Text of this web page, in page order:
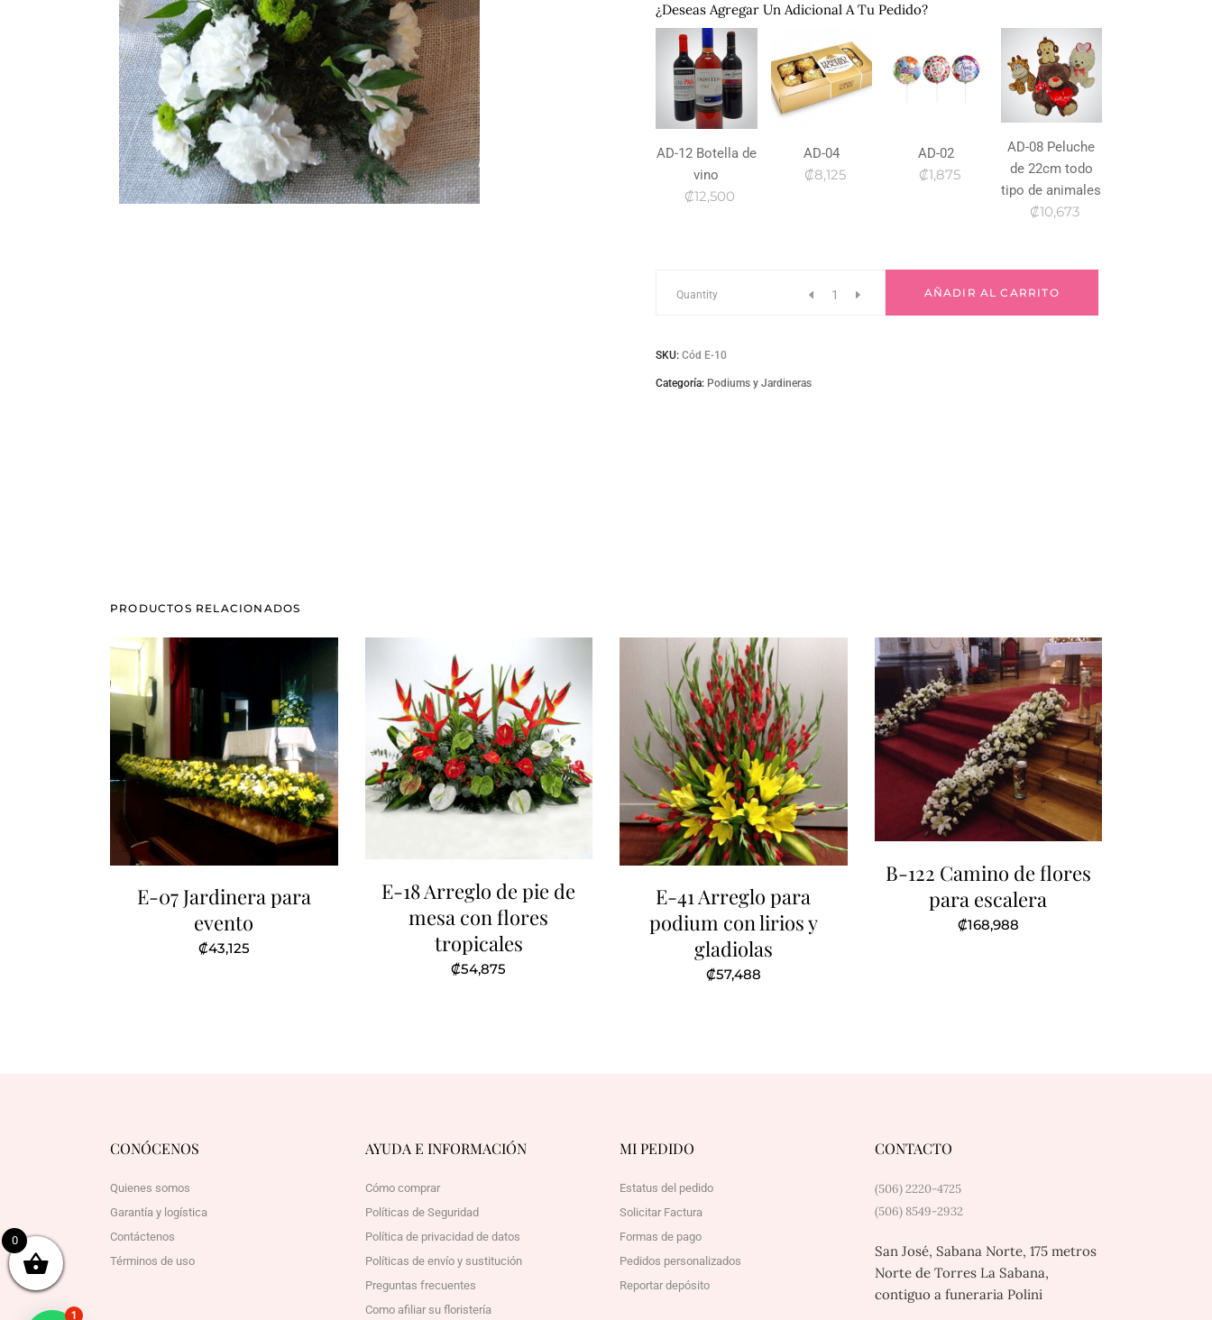
¿Deseas Agregar Un Adicional A Tu Pedido?
AD-12 Botella de
vino
₡12,500
AD-04
₡8,125
AD-02
₡1,875
AD-08 Peluche
de 22cm todo
tipo de animales
₡10,673
E-
Jardinera
Quantity AÑADIR AL CARRITO
SKU: Cód E-10
Categoría: Podiums y Jardineras
PRODUCTOS RELACIONADOS
E-07 Jardinera para
evento
₡43,125
E-18 Arreglo de pie de
mesa con flores
tropicales
₡54,875
E-41 Arreglo para
podium con lirios y
gladiolas
₡57,488
B-122 Camino de flores
para escalera
₡168,988
CONÓCENOS
Quienes somos
Garantía y logística
Contáctenos
Términos de uso
AYUDA E INFORMACIÓN
Cómo comprar
Políticas de Seguridad
Política de privacidad de datos
Políticas de envío y sustitución
Preguntas frecuentes
Como afiliar su floristería
MI PEDIDO
Estatus del pedido
Solicitar Factura
Formas de pago
Pedidos personalizados
Reportar depósito
CONTACTO
(506) 2220-4725
(506) 8549-2932
San José, Sabana Norte, 175 metros
Norte de Torres La Sabana,
contiguo a funeraria Polini
0
1